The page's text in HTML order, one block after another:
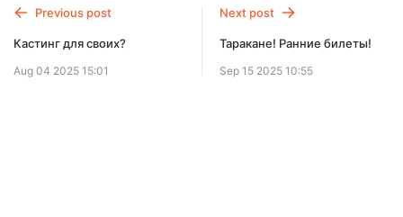
Previous post
Кастинг для своих?
Aug 04 2025 15:01
Next post
Таракане! Ранние билеты!
Sep 15 2025 10:55